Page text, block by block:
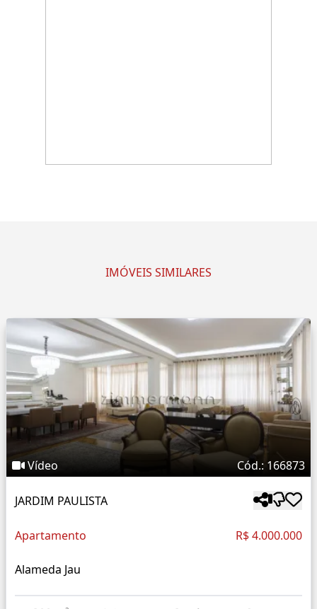
IMÓVEIS SIMILARES
Vídeo Cód.: 166873
JARDIM PAULISTA
Apartamento R$ 4.000.000
Alameda Jau